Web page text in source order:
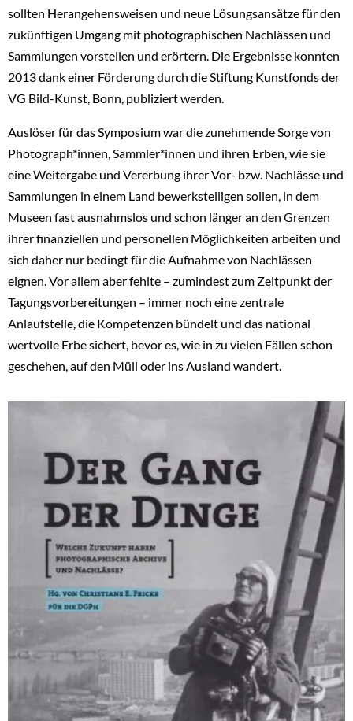
sollten Herangehensweisen und neue Lösungsansätze für den
zukünftigen Umgang mit photographischen Nachlässen und
Sammlungen vorstellen und erörtern. Die Ergebnisse konnten
2013 dank einer Förderung durch die Stiftung Kunstfonds der
VG Bild-Kunst, Bonn, publiziert werden.
Auslöser für das Symposium war die zunehmende Sorge von
Photograph*innen, Sammler*innen und ihren Erben, wie sie
eine Weitergabe und Vererbung ihrer Vor- bzw. Nachlässe und
Sammlungen in einem Land bewerkstelligen sollen, in dem
Museen fast ausnahmslos und schon länger an den Grenzen
ihrer finanziellen und personellen Möglichkeiten arbeiten und
sich daher nur bedingt für die Aufnahme von Nachlässen
eignen. Vor allem aber fehlte – zumindest zum Zeitpunkt der
Tagungsvorbereitungen – immer noch eine zentrale
Anlaufstelle, die Kompetenzen bündelt und das national
wertvolle Erbe sichert, bevor es, wie in zu vielen Fällen schon
geschehen, auf den Müll oder ins Ausland wandert.